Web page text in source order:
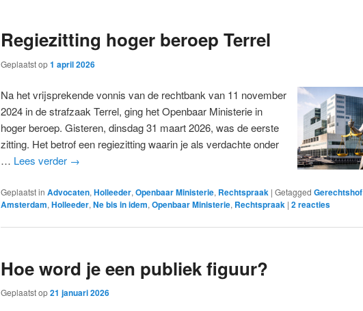
Regiezitting hoger beroep Terrel
Geplaatst op1 april 2026
Na het vrijsprekende vonnis van de rechtbank van 11 november
2024 in de strafzaak Terrel, ging het Openbaar Ministerie in
hoger beroep. Gisteren, dinsdag 31 maart 2026, was de eerste
zitting. Het betrof een regiezitting waarin je als verdachte onder
… Lees verder →
Geplaatst in Advocaten, Holleeder, Openbaar Ministerie, Rechtspraak | Getagged Gerechtshof
Amsterdam, Holleeder, Ne bis in idem, Openbaar Ministerie, Rechtspraak | 2reacties
Hoe word je een publiek figuur?
Geplaatst op21 januari 2026